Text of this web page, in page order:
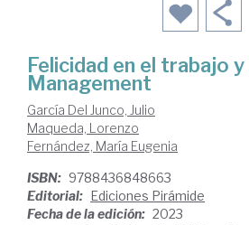
Felicidad en el trabajo y
Management
García Del Junco, Julio
Maqueda, Lorenzo
Fernández, María Eugenia
ISBN: 9788436848663
Editorial: Ediciones Pirámide
Fecha de la edición: 2023